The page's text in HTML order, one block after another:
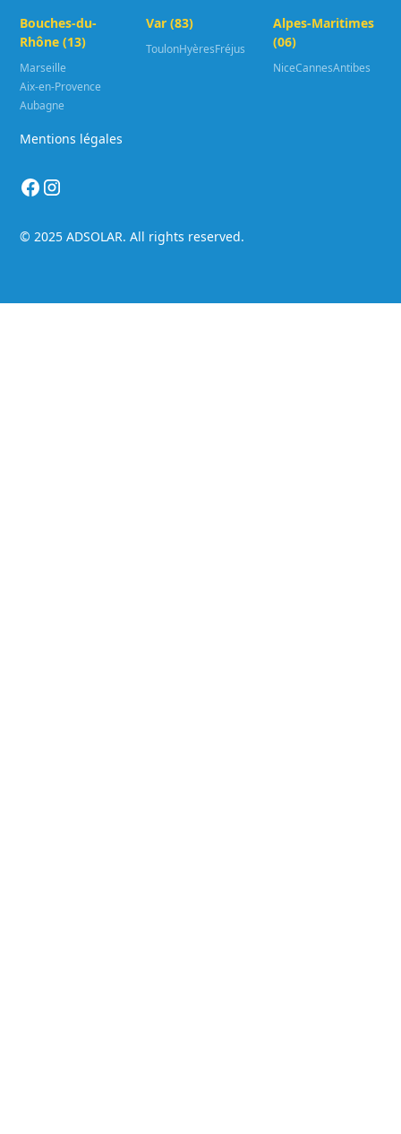
Bouches-du-
Rhône (13)
Marseille
Aix-en-Provence
Aubagne
Var (83)
ToulonHyèresFréjus
Alpes-Maritimes
(06)
NiceCannesAntibes
© 2025 ADSOLAR. All rights reserved.
Mentions légales